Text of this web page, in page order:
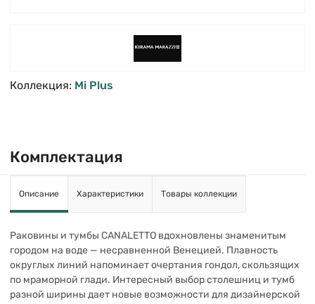
Коллекция: Mi Plus
Комплектация
Описание Характеристики Товары коллекции
Раковины и тумбы CANALETTO вдохновлены знаменитым
городом на воде — несравненной Венецией. Плавность
округлых линий напоминает очертания гондол, скользящих
по мраморной глади. Интересный выбор столешниц и тумб
разной ширины дает новые возможности для дизайнерской